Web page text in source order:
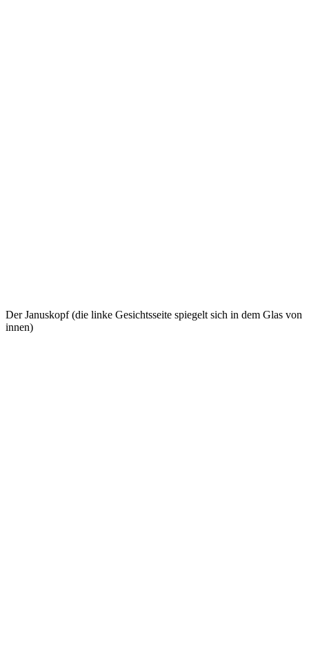
Der Januskopf (die linke Gesichtsseite spiegelt sich in dem Glas von
innen)